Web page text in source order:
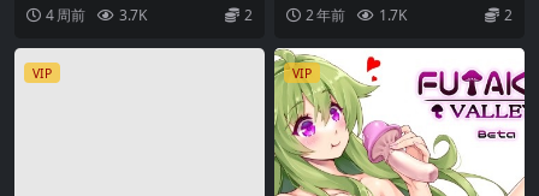
姫壞滅作戰 DX v2.7 +存档
4 周前 3.7K 2 2 年前 1.7K 2
VIP VIP